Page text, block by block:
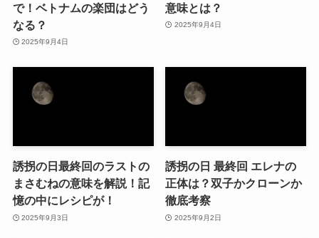
で！ベトナムの楽団はどう
なる？
2025年9月4日
意味とは？
2025年9月4日
誘拐の日最終回のラストの
まさむねの意味を解説！記
憶の中にレシピが！
2025年9月3日
誘拐の日 最終回 エレナの
正体は？双子かクローンか
徹底考察
2025年9月2日